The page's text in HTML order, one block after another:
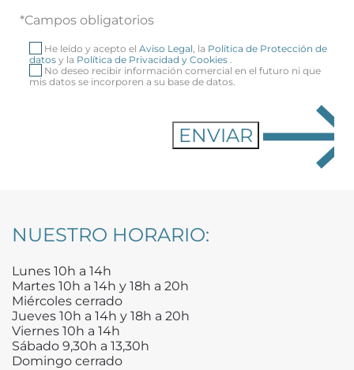
*Campos obligatorios
He leído y acepto el Aviso Legal, la Política de Protección de
datos y la Política de Privacidad y Cookies .
No deseo recibir información comercial en el futuro ni que
mis datos se incorporen a su base de datos.
NUESTRO HORARIO:
Lunes 10h a 14h
Martes 10h a 14h y 18h a 20h
Miércoles cerrado
Jueves 10h a 14h y 18h a 20h
Viernes 10h a 14h
Sábado 9,30h a 13,30h
Domingo cerrado